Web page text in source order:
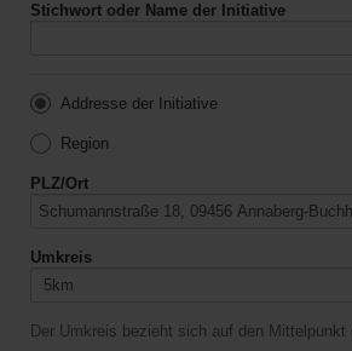
Stichwort oder Name der Initiative
Addresse der Initiative
Region
PLZ/Ort
Umkreis
Der Umkreis bezieht sich auf den Mittelpunkt